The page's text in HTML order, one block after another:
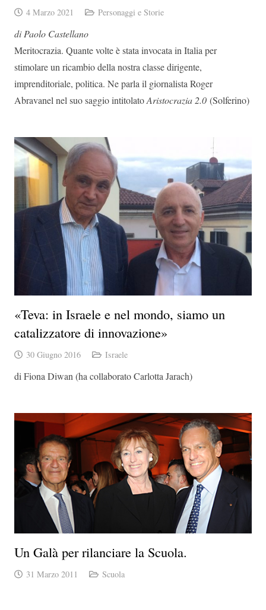
4 Marzo 2021 Personaggi e Storie
di Paolo Castellano
Meritocrazia. Quante volte è stata invocata in Italia per
stimolare un ricambio della nostra classe dirigente,
imprenditoriale, politica. Ne parla il giornalista Roger
Abravanel nel suo saggio intitolatoAristocrazia 2.0 (Solferino)
«Teva: in Israele e nel mondo, siamo un
catalizzatore di innovazione»
30 Giugno 2016 Israele
di Fiona Diwan (ha collaborato Carlotta Jarach)
Un Galà per rilanciare la Scuola.
31 Marzo 2011 Scuola